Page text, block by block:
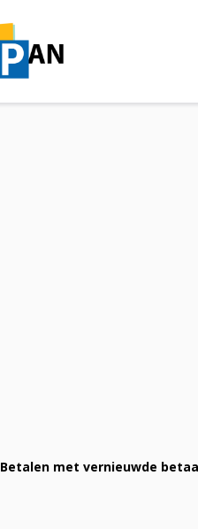
Betalen met vernieuwde